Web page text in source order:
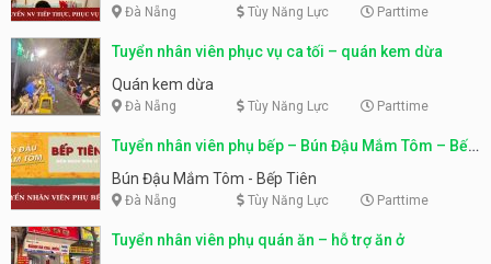
Đà Nẵng Tùy Năng Lực Parttime
Tuyển nhân viên phục vụ ca tối – quán kem dừa
Quán kem dừa
Đà Nẵng Tùy Năng Lực Parttime
Tuyển nhân viên phụ bếp – Bún Đậu Mắm Tôm – Bếp
Tiên
Bún Đậu Mắm Tôm - Bếp Tiên
Đà Nẵng Tùy Năng Lực Parttime
Tuyển nhân viên phụ quán ăn – hỗ trợ ăn ở